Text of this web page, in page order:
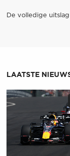
De volledige
LAATSTE